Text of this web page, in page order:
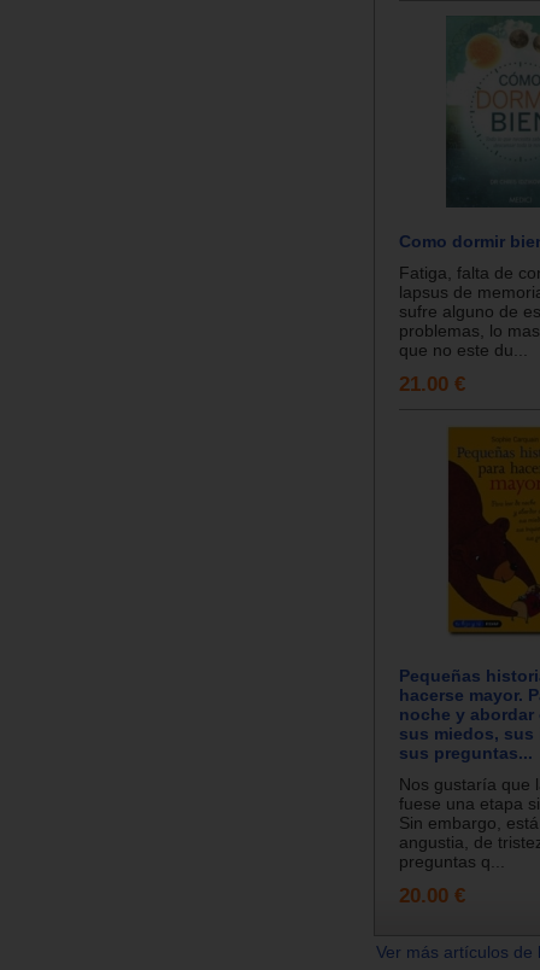
Como dormir
Fatiga, falta de
lapsus de
sufre alguno de
problemas, lo
que no este du...
21.00 €
Pequeñas
hacerse mayor.
noche y
sus miedos,
sus preguntas...
Nos gustaría que
fuese una etapa
Sin embargo,
angustia, de
preguntas q...
20.00 €
Ver más artículos